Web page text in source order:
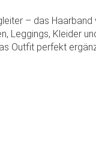
– das Haarband
Leggings, Kleider
Outfit perfekt